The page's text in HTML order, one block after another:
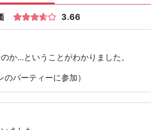
3.66
か…ということがわかりました。
パーティーに参加）